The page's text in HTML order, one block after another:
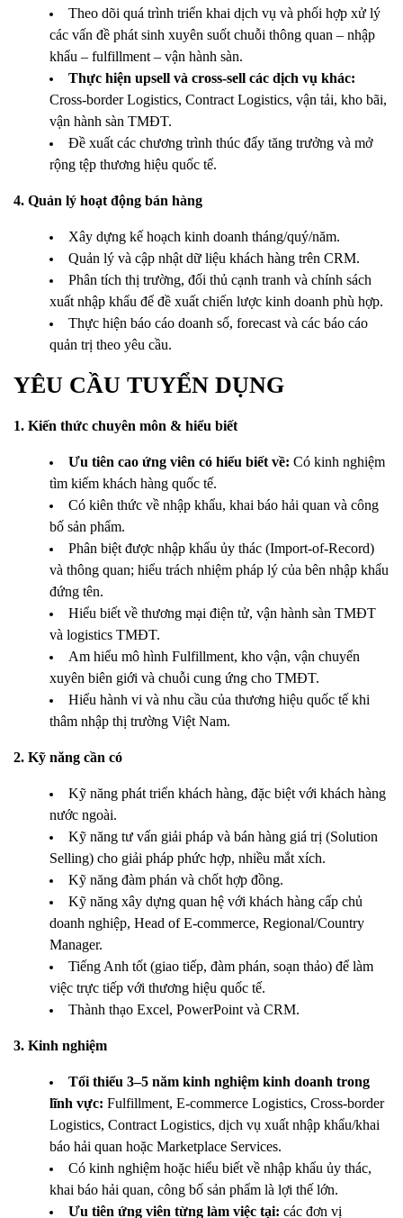
Theo dõi quá trình triển khai dịch vụ và phối hợp xử lý
các vấn đề phát sinh xuyên suốt chuỗi thông quan – nhập
khẩu – fulfillment – vận hành sàn.
Thực hiện upsell và cross-sell các dịch vụ khác:
Cross-border Logistics, Contract Logistics, vận tải, kho bãi,
vận hành sàn TMĐT.
Đề xuất các chương trình thúc đẩy tăng trưởng và mở
rộng tệp thương hiệu quốc tế.
4. Quản lý hoạt động bán hàng
Xây dựng kế hoạch kinh doanh tháng/quý/năm.
Quản lý và cập nhật dữ liệu khách hàng trên CRM.
Phân tích thị trường, đối thủ cạnh tranh và chính sách
xuất nhập khẩu để đề xuất chiến lược kinh doanh phù hợp.
Thực hiện báo cáo doanh số, forecast và các báo cáo
quản trị theo yêu cầu.
YÊU CẦU TUYỂN DỤNG
1. Kiến thức chuyên môn & hiểu biết
Ưu tiên cao ứng viên có hiểu biết về: Có kinh nghiệm
tìm kiếm khách hàng quốc tế.
Có kiên thức về nhập khẩu, khai báo hải quan và công
bố sản phẩm.
Phân biệt được nhập khẩu ủy thác (Import-of-Record)
và thông quan; hiểu trách nhiệm pháp lý của bên nhập khẩu
đứng tên.
Hiểu biết về thương mại điện tử, vận hành sàn TMĐT
và logistics TMĐT.
Am hiểu mô hình Fulfillment, kho vận, vận chuyển
xuyên biên giới và chuỗi cung ứng cho TMĐT.
Hiểu hành vi và nhu cầu của thương hiệu quốc tế khi
thâm nhập thị trường Việt Nam.
2. Kỹ năng cần có
Kỹ năng phát triển khách hàng, đặc biệt với khách hàng
nước ngoài.
Kỹ năng tư vấn giải pháp và bán hàng giá trị (Solution
Selling) cho giải pháp phức hợp, nhiều mắt xích.
Kỹ năng đàm phán và chốt hợp đồng.
Kỹ năng xây dựng quan hệ với khách hàng cấp chủ
doanh nghiệp, Head of E-commerce, Regional/Country
Manager.
Tiếng Anh tốt (giao tiếp, đàm phán, soạn thảo) để làm
việc trực tiếp với thương hiệu quốc tế.
Thành thạo Excel, PowerPoint và CRM.
3. Kinh nghiệm
Tối thiểu 3–5 năm kinh nghiệm kinh doanh trong
lĩnh vực: Fulfillment, E-commerce Logistics, Cross-border
Logistics, Contract Logistics, dịch vụ xuất nhập khẩu/khai
báo hải quan hoặc Marketplace Services.
Có kinh nghiệm hoặc hiểu biết về nhập khẩu ủy thác,
khai báo hải quan, công bố sản phẩm là lợi thế lớn.
Ưu tiên ứng viên từng làm việc tại: các đơn vị